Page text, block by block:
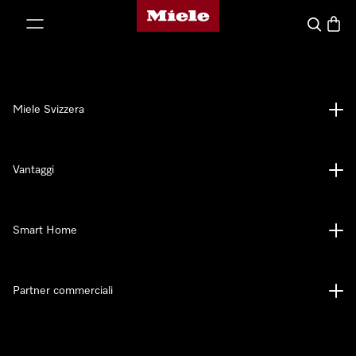
Homepage di Miele
Cerca
Miele Svizzera
Vantaggi
Smart Home
Partner commerciali